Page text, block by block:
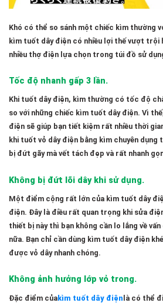
Khó có thể so sánh một chiếc kìm thường
kìm tuốt dây điện có nhiều lợi thế vượt trội
nhiều thợ điện lựa chọn trong túi đồ sử
Tốc độ nhanh gấp 3 lần.
Khi tuốt dây điện, kìm thường có tốc độ
so với những chiếc kìm tuốt dây điện. Vì
điện sẽ giúp bạn tiết kiệm rất nhiều thời
khi tuốt vỏ dây điện bằng kìm chuyên dụng
bị đứt gãy mà vết tách đẹp và rất nhanh
Không bị đứt lõi dây khi sử dụng.
Một điểm cộng rất lớn của kìm tuốt dây
điện. Đây là điều rất quan trọng khi sửa
thiết bị này thì bạn không cần lo lắng về
nữa. Bạn chỉ cần dùng kìm tuốt dây điện
được vỏ dây nhanh chóng.
Không ảnh hưởng lớp vỏ trong.
Đặc điểm củakìm tuốt dây điệnlà có thể